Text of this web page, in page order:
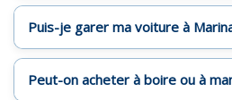
Puis-je garer ma voiture à
Peut-on acheter à boire ou à